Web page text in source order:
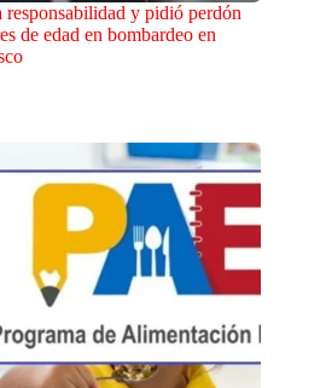
responsabilidad y pidió perdón
de edad en bombardeo en